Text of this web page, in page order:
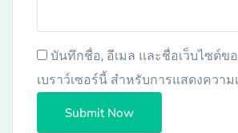
บันทึกชื่อ, อีเมล และชื่อเว็บไซต์ข
เบราว์เซอร์นี้ สำหรับการแสดงความ